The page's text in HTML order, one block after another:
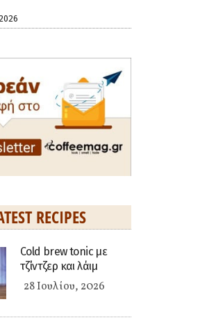
RECIPES
Cold brew tonic με
τζίντζερ και λάιμ
28 Ιουλίου, 2026